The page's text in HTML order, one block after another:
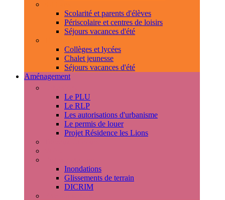
Scolarité et parents d'élèves
Périscolaire et centres de loisirs
Séjours vacances d'été
Collèges et lycées
Chalet jeunesse
Séjours vacances d'été
Aménagement
Le PLU
Le RLP
Les autorisations d'urbanisme
Le permis de louer
Projet Résidence les Lions
Inondations
Glissements de terrain
DICRIM